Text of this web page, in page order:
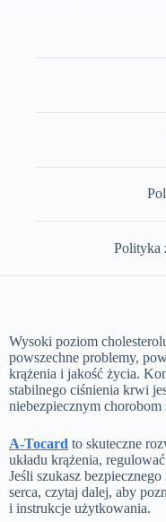
Polityka
Wysoki poziom
powszechne problemy,
krążenia i jakość życia.
stabilnego ciśnienia krwi
niebezpiecznym
A-Tocard to skuteczne
układu krążenia,
Jeśli szukasz
serca, czytaj dalej, aby
i instrukcje użytkowania.